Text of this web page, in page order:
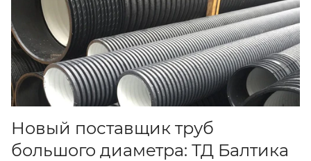
Новый поставщик труб
большого диаметра: ТД Балтика